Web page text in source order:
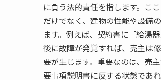
に負う法的責任を指します。こ
だけでなく、建物の性能や設備
ます。例えば、契約書に「給湯
後に故障が発覚すれば、売主は
要が生じます。重要なのは、売
要事項説明書に反する状態であ